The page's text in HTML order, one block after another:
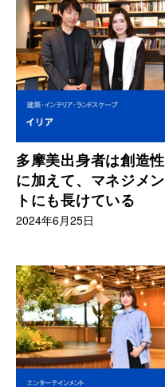
多摩美出身者は創造性
に加えて、マネジメン
トにも長けている
2024年6月25日